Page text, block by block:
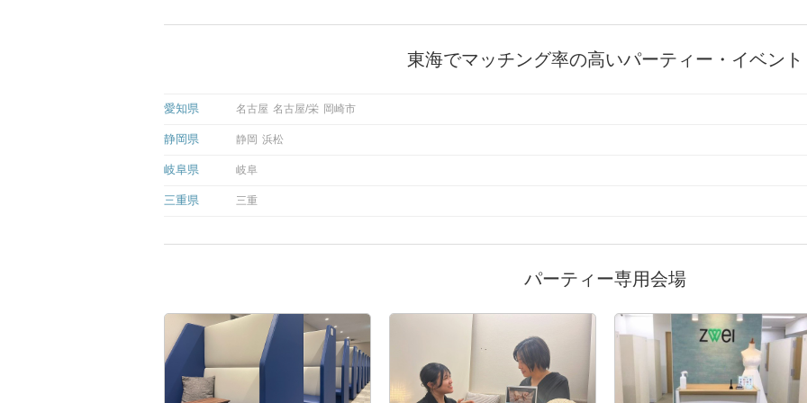
東海でマッチング率の高いパーティー・イベント
愛知県 名古屋 名古屋/栄 岡崎市
静岡県 静岡 浜松
岐阜県 岐阜
三重県 三重
パーティー専用会場